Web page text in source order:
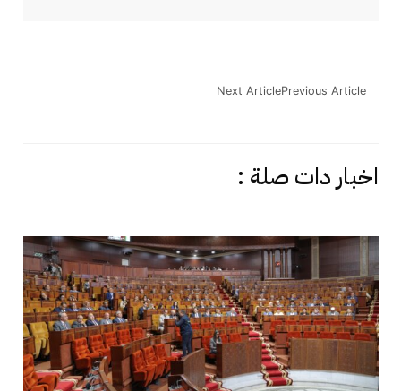
Previous Article
Next Article
اخبار دات صلة :